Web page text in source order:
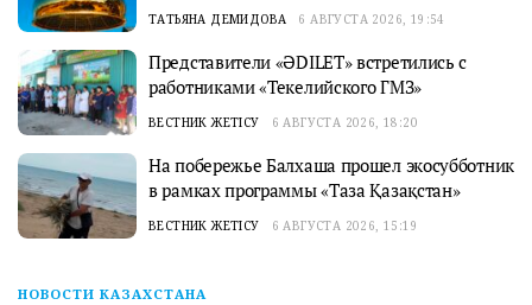
ТАТЬЯНА ДЕМИДОВА 6 АВГУСТА 2026, 19:54
Представители «ӘDILET» встретились с
работниками «Текелийского ГМЗ»
ВЕСТНИК ЖЕТІСУ 6 АВГУСТА 2026, 18:20
На побережье Балхаша прошел экосубботник
в рамках программы «Таза Қазақстан»
ВЕСТНИК ЖЕТІСУ 6 АВГУСТА 2026, 15:19
НОВОСТИ КАЗАХСТАНА